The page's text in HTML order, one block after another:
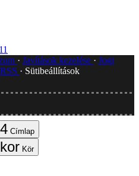
Javítások kezelése
Jogi
RSS
Sütibeállítások
Címlap
Kör